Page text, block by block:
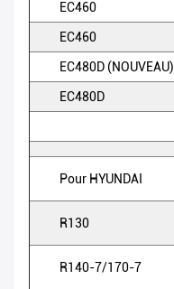
EC460
EC460
EC480D (NOUVEAU)
EC480D
Pour HYUNDAI
R130
R140-7/170-7